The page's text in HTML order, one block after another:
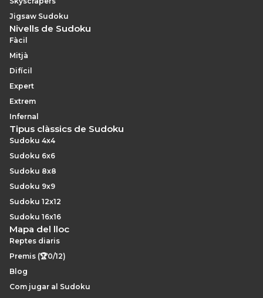
Jigsaw Sudoku
Nivells de Sudoku
Fàcil
Mitjà
Difícil
Expert
Extrem
Infernal
Tipus clàssics de Sudoku
Sudoku 4x4
Sudoku 6x6
Sudoku 8x8
Sudoku 9x9
Sudoku 12x12
Sudoku 16x16
Mapa del lloc
Reptes diaris
Premis (🏆0/12)
Blog
Com jugar al Sudoku